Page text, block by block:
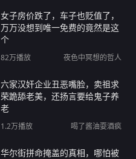
女子房价跌了，车子也贬值了，
万万没想到唯一免费的竟然是这
个
82万播放 夜色中冥想的哲人
六家汉奸企业丑恶嘴脸，卖祖求
荣跪舔老美，还扬言要给鬼子养
老
1.2万播放 喝了酱油耍酒疯
华尔街拼命掩盖的真相，哪怕被